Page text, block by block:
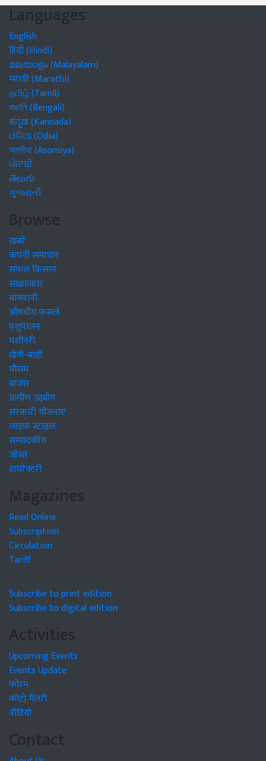
Languages
English
हिंदी (Hindi)
മലയാളം (Malayalam)
मराठी (Marathi)
தமிழ் (Tamil)
বাঙালি (Bengali)
ಕನ್ನಡ (Kannada)
ଓଡିଆ (Odia)
অসমীয়া (Asomiya)
ਪੰਜਾਬੀ
తెలుగు
ગુજરાતી
Browse
खबरें
कंपनी समाचार
सफल किसान
साक्षात्कार
बागवानी
औषधीय फसलें
पशुपालन
मशीनरी
खेती-बाड़ी
मौसम
बाजार
ग्रामीण उद्द्योग
सरकारी योजनाएं
लाइफ स्टाइल
सम्पादकीय
जॉब्स
डायरेक्टरी
Magazines
Read Online
Subscription
Circulation
Tariff
Subscribe to print edition
Subscribe to digital edition
Activities
Upcoming Events
Events Update
फोरम
फोटो गैलरी
वीडियो
Contact